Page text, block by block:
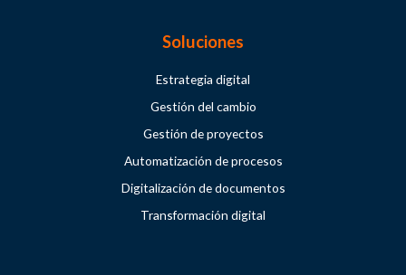
Soluciones
Estrategia digital
Gestión del cambio
Gestión de proyectos
Automatización de procesos
Digitalización de documentos
Transformación digital